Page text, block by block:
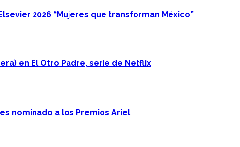
2026 “Mujeres que transforman México”
en El Otro Padre, serie de Netflix
nominado a los Premios Ariel